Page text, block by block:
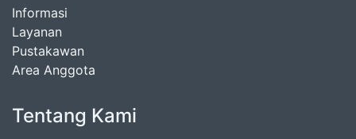
Informasi
Layanan
Pustakawan
Area Anggota
Tentang Kami